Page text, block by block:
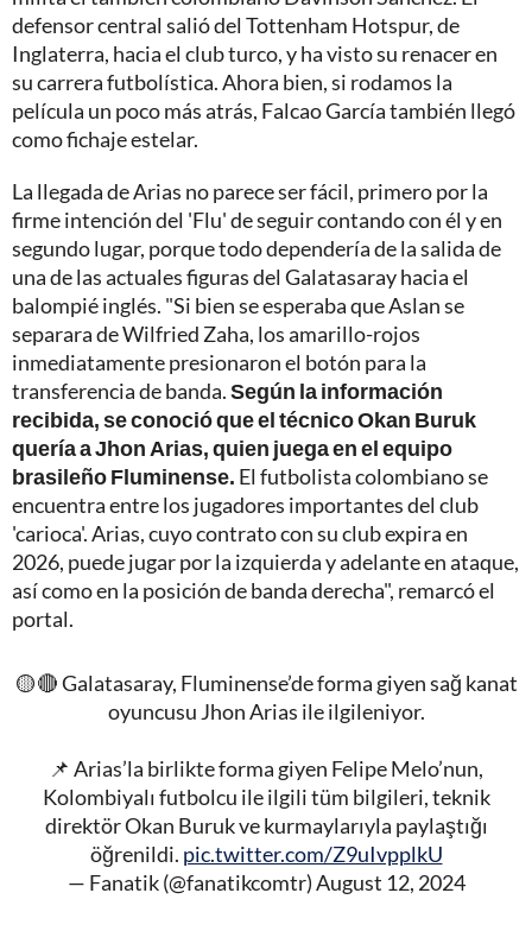
defensor central salió del Tottenham Hotspur, de
Inglaterra, hacia el club turco, y ha visto su renacer en
su carrera futbolística. Ahora bien, si rodamos la
película un poco más atrás, Falcao García también llegó
como fichaje estelar.
La llegada de Arias no parece ser fácil, primero por la
firme intención del 'Flu' de seguir contando con él y en
segundo lugar, porque todo dependería de la salida de
una de las actuales figuras del Galatasaray hacia el
balompié inglés. "Si bien se esperaba que Aslan se
separara de Wilfried Zaha, los amarillo-rojos
inmediatamente presionaron el botón para la
transferencia de banda.Según la información
recibida, se conoció que el técnico Okan Buruk
quería a Jhon Arias, quien juega en el equipo
brasileño Fluminense. El futbolista colombiano se
encuentra entre los jugadores importantes del club
'carioca'. Arias, cuyo contrato con su club expira en
2026, puede jugar por la izquierda y adelante en ataque,
así como en la posición de banda derecha", remarcó el
portal.
🟡🔴 Galatasaray, Fluminense’de forma giyen sağ kanat
oyuncusu Jhon Arias ile ilgileniyor.
📌 Arias’la birlikte forma giyen Felipe Melo’nun,
Kolombiyalı futbolcu ile ilgili tüm bilgileri, teknik
direktör Okan Buruk ve kurmaylarıyla paylaştığı
öğrenildi. pic.twitter.com/Z9uIvpplkU
— Fanatik (@fanatikcomtr)August 12, 2024